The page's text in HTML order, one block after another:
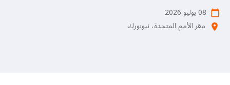
calendar_today 08 يوليو 2026
location_on مقر الأمم المتحدة، نيويورك